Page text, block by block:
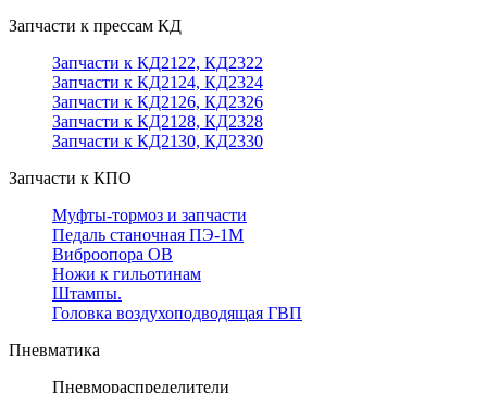
Запчасти к прессам КД
Запчасти к КД2122, КД2322
Запчасти к КД2124, КД2324
Запчасти к КД2126, КД2326
Запчасти к КД2128, КД2328
Запчасти к КД2130, КД2330
Запчасти к КПО
Муфты-тормоз и запчасти
Педаль станочная ПЭ-1М
Виброопора ОВ
Ножи к гильотинам
Штампы.
Головка воздухоподводящая ГВП
Пневматика
Пневмораспределители